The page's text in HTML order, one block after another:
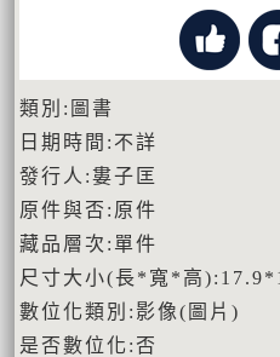
類別:圖書
日期時間:不詳
發行人:婁子匡
原件與否:原件
藏品層次:單件
尺寸大小(長*寬*高
數位化類別:影像(圖片)
是否數位化:否